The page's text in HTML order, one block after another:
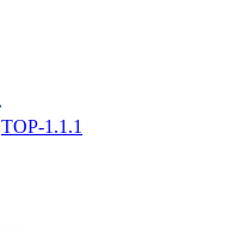
TOP-1.1.1